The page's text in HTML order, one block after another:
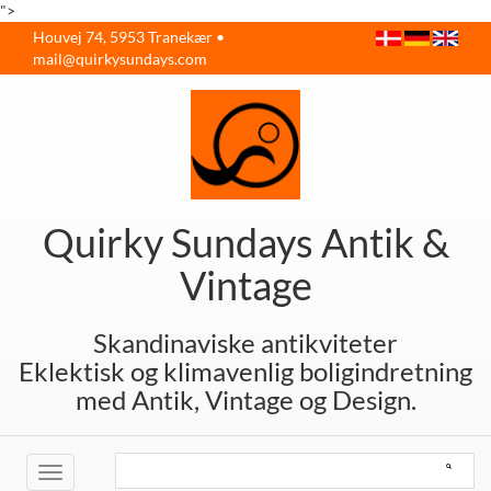
">
Houvej 74, 5953 Tranekær •
mail@quirkysundays.com
Quirky Sundays Antik &
Vintage
Skandinaviske antikviteter
Eklektisk og klimavenlig boligindretning
med Antik, Vintage og Design.
Toggle